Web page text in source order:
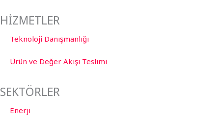
HİZMETLER
Teknoloji Danışmanlığı
Ürün ve Değer Akışı Teslimi
SEKTÖRLER
Enerji